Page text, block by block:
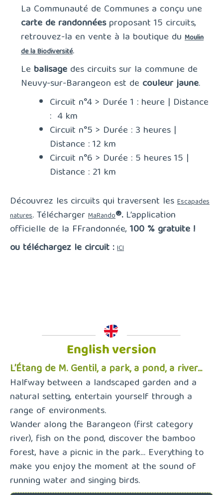
La Communauté de Communes a conçu une
carte de randonnéesproposant 15 circuits,
retrouvez-la en vente à la boutique du Moulin
de la Biodiversité.
Le balisage des circuits sur la commune de
Neuvy-sur-Barangeon est de couleur jaune.
Circuit n°4 > Durée 1 : heure | Distance
: 4 km
Circuit n°5 > Durée : 3 heures |
Distance : 12 km
Circuit n°6 > Durée : 5 heures 15 |
Distance : 21 km
Découvrez les circuits qui traversent les Escapades
natures. Télécharger MaRando®. L’application
officielle de la FFrandonnée, 100 % gratuite !
ou téléchargez le circuit : ICI
English version
L’Étang de M. Gentil, a park, a pond, a river…
Halfway between a landscaped garden and a
natural setting, entertain yourself through a
range of environments.
Wander along the Barangeon (first category
river), fish on the pond, discover the bamboo
forest, have a picnic in the park… Everything to
make you enjoy the moment at the sound of
running water and singing birds.